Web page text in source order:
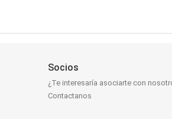
Socios
¿Te interesaría asociarte con
Contactanos